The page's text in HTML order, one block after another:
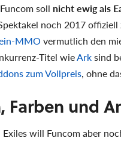
soll nicht ewig als
noch 2017
MMO vermutlich den
Titel wieArksind
zum Vollpreis, ohne
Farben und
will Funcom aber